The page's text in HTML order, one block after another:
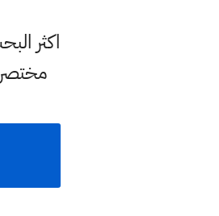
اكثر
مختصر